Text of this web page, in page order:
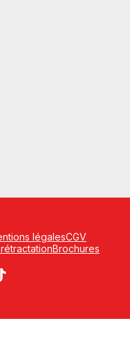
légalesCGV
Brochures